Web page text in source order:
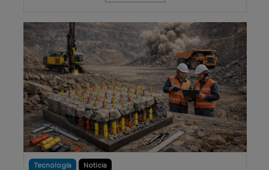
Tecnología Noticia